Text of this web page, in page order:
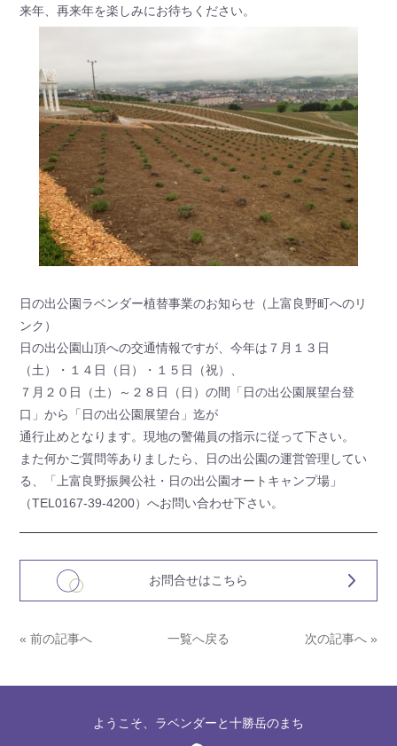
来年、再来年を楽しみにお待ちください。
日の出公園ラベンダー植替事業のお知らせ（上富良野町へのリ
ンク）
日の出公園山頂への交通情報ですが、今年は７月１３日
（土）・１４日（日）・１５日（祝）、
７月２０日（土）～２８日（日）の間「日の出公園展望台登
口」から「日の出公園展望台」迄が
通行止めとなります。現地の警備員の指示に従って下さい。
また何かご質問等ありましたら、日の出公園の運営管理してい
る、「上富良野振興公社・日の出公園オートキャンプ場」
（TEL0167-39-4200）へお問い合わせ下さい。
お問合せはこちら
« 前の記事へ 一覧へ戻る 次の記事へ »
ようこそ、ラベンダーと十勝岳のまち